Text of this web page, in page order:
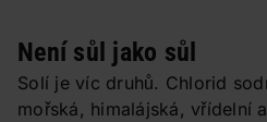
Není sůl jako sůl
Solí je víc druhů. Chlorid
mořská, himalájská, vřídelní